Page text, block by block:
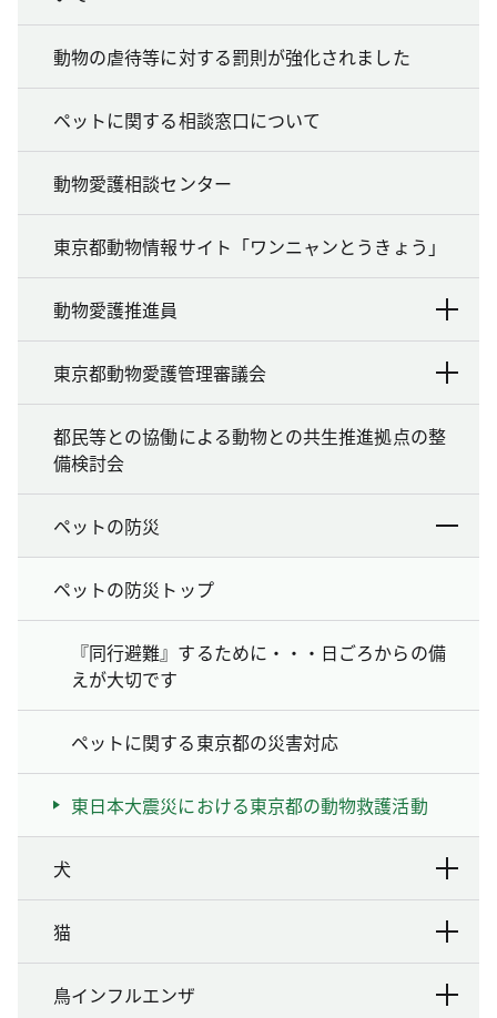
動物の虐待等に対する罰則が強化されました
ペットに関する相談窓口について
動物愛護相談センター
東京都動物情報サイト「ワンニャンとうきょう」
動物愛護推進員
東京都動物愛護管理審議会
都民等との協働による動物との共生推進拠点の整
備検討会
ペットの防災
ペットの防災トップ
『同行避難』するために・・・日ごろからの備
えが大切です
ペットに関する東京都の災害対応
東日本大震災における東京都の動物救護活動
犬
猫
鳥インフルエンザ